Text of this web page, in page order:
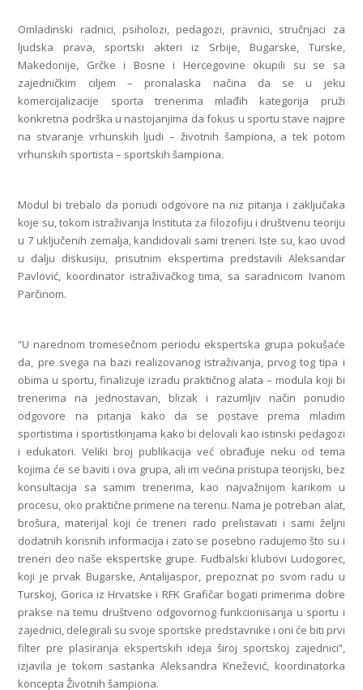
Omladinski radnici, psiholozi, pedagozi, pravnici, stručnjaci za
ljudska prava, sportski akteri iz Srbije, Bugarske, Turske,
Makedonije, Grčke i Bosne i Hercegovine okupili su se sa
zajedničkim ciljem – pronalaska načina da se u jeku
komercijalizacije sporta trenerima mlađih kategorija pruži
konkretna podrška u nastojanjima da fokus u sportu stave najpre
na stvaranje vrhunskih ljudi – životnih šampiona, a tek potom
vrhunskih sportista – sportskih šampiona.
Modul bi trebalo da ponudi odgovore na niz pitanja i zaključaka
koje su, tokom istraživanja Instituta za filozofiju i društvenu teoriju
u 7 uključenih zemalja, kandidovali sami treneri. Iste su, kao uvod
u dalju diskusiju, prisutnim ekspertima predstavili Aleksandar
Pavlović, koordinator istraživačkog tima, sa saradnicom Ivanom
Parčinom.
“U narednom tromesečnom periodu ekspertska grupa pokušaće
da, pre svega na bazi realizovanog istraživanja, prvog tog tipa i
obima u sportu, finalizuje izradu praktičnog alata – modula koji bi
trenerima na jednostavan, blizak i razumljiv način ponudio
odgovore na pitanja kako da se postave prema mladim
sportistima i sportistkinjama kako bi delovali kao istinski pedagozi
i edukatori. Veliki broj publikacija već obrađuje neku od tema
kojima će se baviti i ova grupa, ali im većina pristupa teorijski, bez
konsultacija sa samim trenerima, kao najvažnijom karikom u
procesu, oko praktične primene na terenu. Nama je potreban alat,
brošura, materijal koji će treneri rado prelistavati i sami željni
dodatnih korisnih informacija i zato se posebno radujemo što su i
treneri deo naše ekspertske grupe. Fudbalski klubovi Ludogorec,
koji je prvak Bugarske, Antalijaspor, prepoznat po svom radu u
Turskoj, Gorica iz Hrvatske i RFK Grafičar bogati primerima dobre
prakse na temu društveno odgovornog funkcionisanja u sportu i
zajednici, delegirali su svoje sportske predstavnike i oni će biti prvi
filter pre plasiranja ekspertskih ideja široj sportskoj zajednici”,
izjavila je tokom sastanka Aleksandra Knežević, koordinatorka
koncepta Životnih šampiona.